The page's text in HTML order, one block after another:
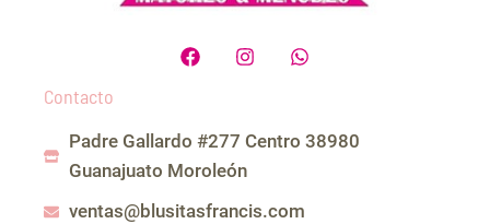
F
a
o
o
k
I
n
g
r
a
m
W
h
a
Contacto
Padre Gallardo #277 Centro 38980
Guanajuato Moroleón
ventas@blusitasfrancis.com